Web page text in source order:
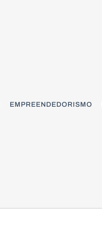
EMPREENDEDORISMO